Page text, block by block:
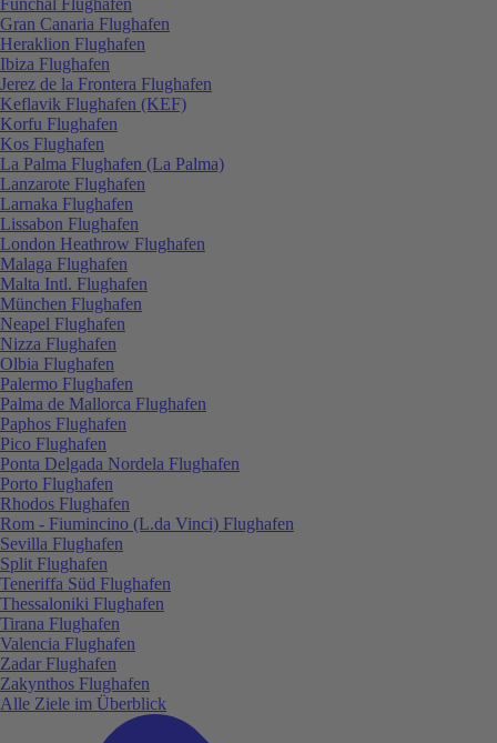
Gran Canaria Flughafen
Heraklion Flughafen
Ibiza Flughafen
Jerez de la Frontera Flughafen
Keflavik Flughafen (KEF)
Korfu Flughafen
Kos Flughafen
La Palma Flughafen (La Palma)
Lanzarote Flughafen
Larnaka Flughafen
Lissabon Flughafen
London Heathrow Flughafen
Malaga Flughafen
Malta Intl. Flughafen
München Flughafen
Neapel Flughafen
Nizza Flughafen
Olbia Flughafen
Palermo Flughafen
Palma de Mallorca Flughafen
Paphos Flughafen
Pico Flughafen
Ponta Delgada Nordela Flughafen
Porto Flughafen
Rhodos Flughafen
Rom - Fiumincino (L.da Vinci) Flughafen
Sevilla Flughafen
Split Flughafen
Teneriffa Süd Flughafen
Thessaloniki Flughafen
Tirana Flughafen
Valencia Flughafen
Zadar Flughafen
Zakynthos Flughafen
Alle Ziele im Überblick